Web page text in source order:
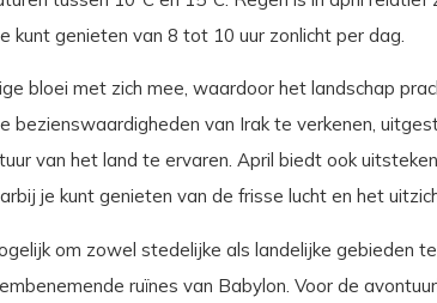
kunt genieten van 8 tot 10 uur zonlicht per dag.
bloei met zich mee, waardoor het landschap
bezienswaardigheden van Irak te verkenen,
van het land te ervaren. April biedt ook
je kunt genieten van de frisse lucht en het
om zowel stedelijke als landelijke gebieden
ruïnes van Babylon. Voor de